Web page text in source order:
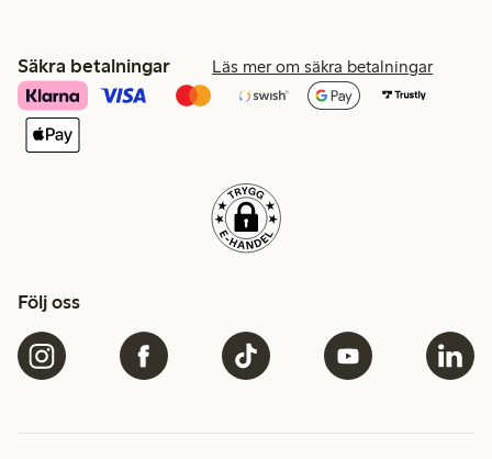
Säkra betalningar Läs mer om säkra betalningar
Följ oss